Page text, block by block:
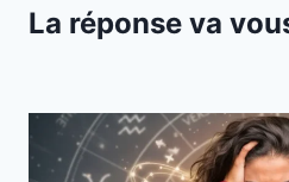
La réponse va